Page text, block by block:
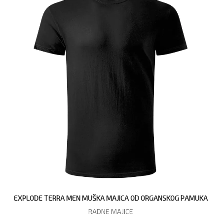
EXPLODE TERRA MEN MUŠKA MAJICA OD ORGANSKOG PAMUKA
RADNE MAJICE